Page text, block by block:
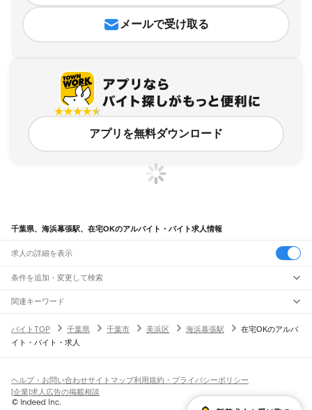
メールで受け取る
アプリを無料ダウンロード
千葉県、海浜幕張駅、在宅OKのアルバイト・バイト求人情報
求人の詳細を表示
条件を追加・変更して検索
市区町村を追加・変更
千葉県すべて
千葉市 すべて
旭市習志野市柏市勝浦市市原市流山市八千代市我孫子市鴨川市鎌ケ谷市
君津市富津市浦安市 印西市白井市富里市南房総市
匝瑳市香取市 印旛郡 香取郡山武郡 長生郡夷隅郡
駅を追加・変更
JR中央・総武線
市川駅本八幡駅下総中山駅 津田沼駅幕張本郷駅幕張駅
新検見川駅
職種を追加・変更
飲食・フードサービスすべて
ホールスタッフキッチンスタッフ
パン屋（ベーカリー）
バー（BAR）・バーテンダー
人気
日払いOK高校生歓迎 髪型・髪色自由
雇用形態を追加・変更
関連キーワード
バイトTOP
千葉県 千葉市 美浜区 海浜幕張駅
在宅OKのアルバ
イト・バイト・求人
ヘルプ・お問い合わせサイトマップ利用規約・プライバシーポリシー
[企業]求人広告の掲載相談